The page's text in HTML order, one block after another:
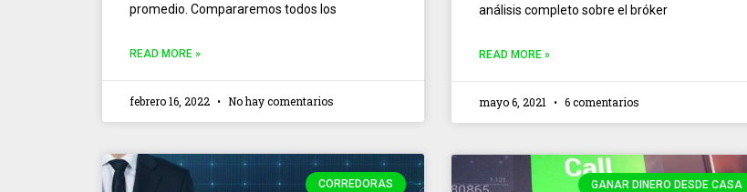
promedio. Compararemos todos los
READ MORE »
febrero 16, 2022 No hay comentarios
análisis completo sobre el bróker
READ MORE »
mayo 6, 2021 6 comentarios
CORREDORAS GANAR DINERO DESDE CASA